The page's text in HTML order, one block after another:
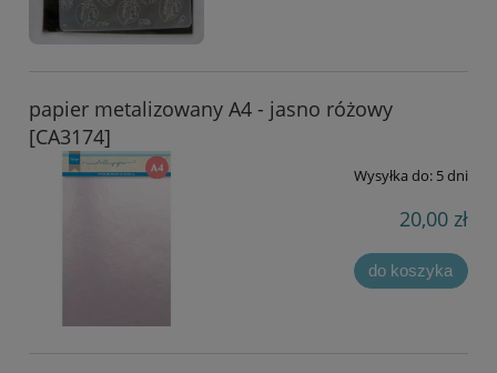
papier metalizowany A4 - jasno różowy
[CA3174]
Wysyłka do: 5 dni
20,00 zł
do koszyka